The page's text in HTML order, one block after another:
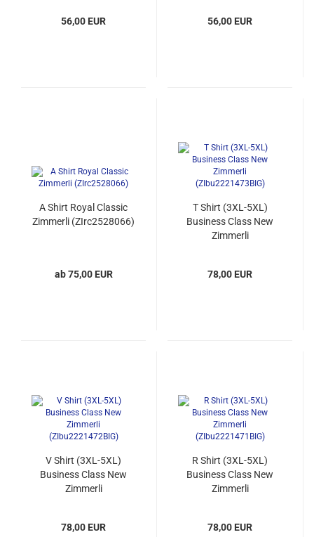
56,00 EUR 56,00 EUR
A Shirt Royal Classic
Zimmerli (ZIrc2528066)
ab 75,00 EUR
T Shirt (3XL-5XL)
Business Class New
Zimmerli
78,00 EUR
V Shirt (3XL-5XL)
Business Class New
Zimmerli
78,00 EUR
R Shirt (3XL-5XL)
Business Class New
Zimmerli
78,00 EUR